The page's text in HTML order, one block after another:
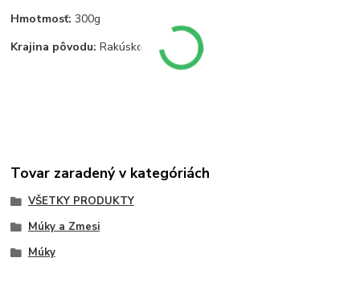
Hmotmosť:300g
Krajina pôvodu:Rakúsko
Tovar zaradený v kategóriách
VŠETKY PRODUKTY
Múky a Zmesi
Múky